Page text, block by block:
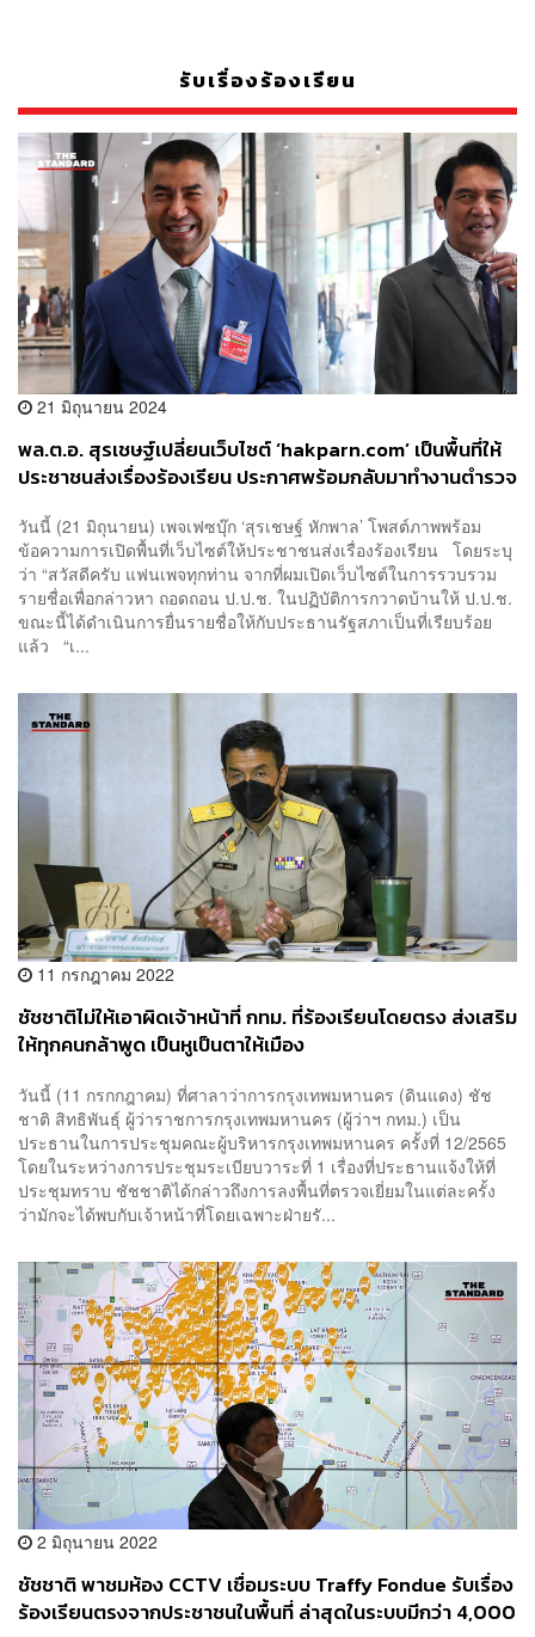
รับเรื่องร้องเรียน
21 มิถุนายน 2024
พล.ต.อ. สุรเชษฐ์เปลี่ยนเว็บไซต์ ‘hakparn.com’ เป็นพื้นที่ให้
ประชาชนส่งเรื่องร้องเรียน ประกาศพร้อมกลับมาทำงานตำรวจ
วันนี้ (21 มิถุนายน) เพจเฟซบุ๊ก ‘สุรเชษฐ์ หักพาล’ โพสต์ภาพพร้อม
ข้อความการเปิดพื้นที่เว็บไซต์ให้ประชาชนส่งเรื่องร้องเรียน โดยระบุ
ว่า “สวัสดีครับ แฟนเพจทุกท่าน จากที่ผมเปิดเว็บไซต์ในการรวบรวม
รายชื่อเพื่อกล่าวหา ถอดถอน ป.ป.ช. ในปฏิบัติการกวาดบ้านให้ ป.ป.ช.
ขณะนี้ได้ดำเนินการยื่นรายชื่อให้กับประธานรัฐสภาเป็นที่เรียบร้อย
แล้ว “เ...
11 กรกฎาคม 2022
ชัชชาติไม่ให้เอาผิดเจ้าหน้าที่ กทม. ที่ร้องเรียนโดยตรง ส่งเสริม
ให้ทุกคนกล้าพูด เป็นหูเป็นตาให้เมือง
วันนี้ (11 กรกกฎาคม) ที่ศาลาว่าการกรุงเทพมหานคร (ดินแดง) ชัช
ชาติ สิทธิพันธุ์ ผู้ว่าราชการกรุงเทพมหานคร (ผู้ว่าฯ กทม.) เป็น
ประธานในการประชุมคณะผู้บริหารกรุงเทพมหานคร ครั้งที่ 12/2565
โดยในระหว่างการประชุมระเบียบวาระที่ 1 เรื่องที่ประธานแจ้งให้ที่
ประชุมทราบ ชัชชาติได้กล่าวถึงการลงพื้นที่ตรวจเยี่ยมในแต่ละครั้ง
ว่ามักจะได้พบกับเจ้าหน้าที่โดยเฉพาะฝ่ายรั...
2 มิถุนายน 2022
ชัชชาติ พาชมห้อง CCTV เชื่อมระบบ Traffy Fondue รับเรื่อง
ร้องเรียนตรงจากประชาชนในพื้นที่ ล่าสุดในระบบมีกว่า 4,000